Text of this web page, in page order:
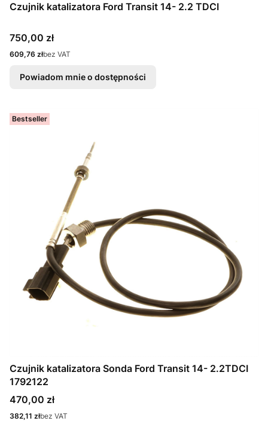
Czujnik katalizatora Ford Transit 14- 2.2 TDCI
Cena
750,00 zł
Cena
609,76 złbez VAT
Powiadom mnie o dostępności
Bestseller
Czujnik katalizatora Sonda Ford Transit 14- 2.2TDCI
1792122
Cena
470,00 zł
Cena
382,11 złbez VAT